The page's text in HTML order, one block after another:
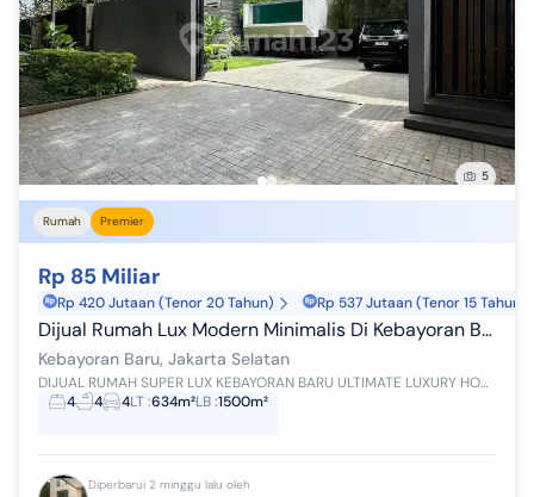
5
Rumah Premier
Rp 85 Miliar
Rp 420 Jutaan (Tenor 20 Tahun) Rp 537 Jutaan (Tenor 15 Tahun)
Dijual Rumah Lux Modern Minimalis Di Kebayoran Baru. By Alex Bayu. Luas 634m Rp 85 M Nego. Daerah Elit
Kebayoran Baru, Jakarta Selatan
DIJUAL RUMAH SUPER LUX KEBAYORAN BARU ULTIMATE LUXURY HOUSE DESIGNED BY ALEX BAYU BEST LOCATION, JALAN LEBAR Luas Tanah 634 m2 Luas Bangu...
4
4 4LT:634m²LB:1500m²
Diperbarui 2 minggu lalu oleh